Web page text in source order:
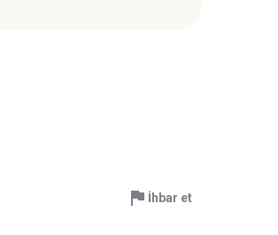
İhbar et